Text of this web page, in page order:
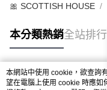
🎀 SCOTTISH HOUSE
本分類熱銷全站排行
熱門標籤
本網站中使用 cookie，欲查詢
望在電腦上使用 cookie 時應